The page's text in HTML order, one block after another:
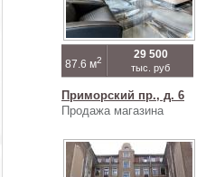
87.6 м2 29 500
тыс. руб
Приморский пр., д. 6
Продажа магазина